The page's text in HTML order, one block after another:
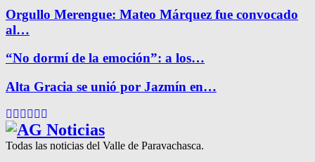
Orgullo Merengue: Mateo Márquez fue convocado
al…
“No dormí de la emoción”: a los…
Alta Gracia se unió por Jazmín en…
Facebook
Twitter
Instagram
Pinterest
Google
Todas las noticias del Valle de Paravachasca.